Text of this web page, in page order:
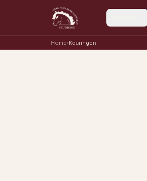
Home›Keuringen